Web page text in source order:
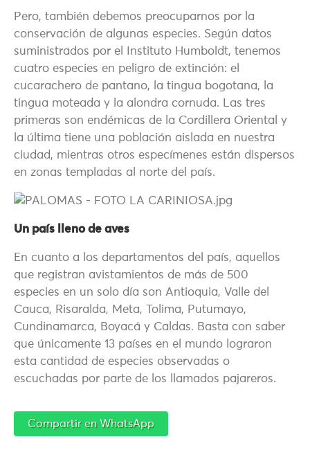
Pero, también debemos preocuparnos por la
conservación de algunas especies. Según datos
suministrados por el Instituto Humboldt, tenemos
cuatro especies en peligro de extinción: el
cucarachero de pantano, la tingua bogotana, la
tingua moteada y la alondra cornuda. Las tres
primeras son endémicas de la Cordillera Oriental y
la última tiene una población aislada en nuestra
ciudad, mientras otros especímenes están dispersos
en zonas templadas al norte del país.
Un país lleno de aves
En cuanto a los departamentos del país, aquellos
que registran avistamientos de más de 500
especies en un solo día son Antioquia, Valle del
Cauca, Risaralda, Meta, Tolima, Putumayo,
Cundinamarca, Boyacá y Caldas. Basta con saber
que únicamente 13 países en el mundo lograron
esta cantidad de especies observadas o
escuchadas por parte de los llamados pajareros.
Compartir en WhatsApp